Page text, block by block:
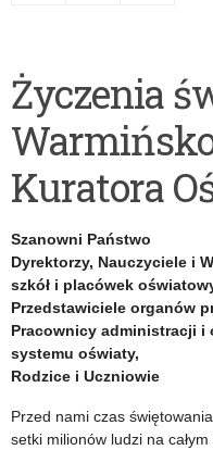
Życzenia
Kuratora
Szanowni Państwo
Dyrektorzy, Nauczyciele i
szkół i placówek
Przedstawiciele organów
Pracownicy administracji i
systemu oświaty,
Rodzice i Uczniowie
Przed nami czas
setki milionów ludzi na
stycznia
Kuratorium
Oświaty
w
Olsztynie
będzie
nieczynne
I
pracy
Rady
Szkół